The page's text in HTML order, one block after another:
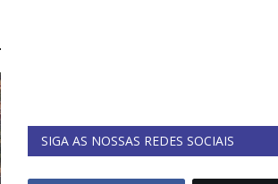
SIGA AS NOSSAS REDES SOCIAIS